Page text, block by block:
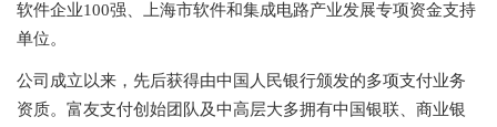
软件企业100强、上海市软件和集成电路产业发展专项资金支持
单位。
公司成立以来，先后获得由中国人民银行颁发的多项支付业务
资质。富友支付创始团队及中高层大多拥有中国银联、商业银